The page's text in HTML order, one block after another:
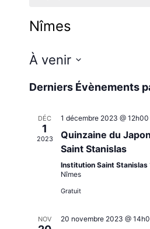
Nîmes
À venir
une
Derniers Évènements
DÉC
1
2023
1 décembre 2023 @ 12h00
Quinzaine du
Saint Stanislas
Institution Saint Stanislas
Nîmes
Gratuit
NOV 20 novembre 2023 @